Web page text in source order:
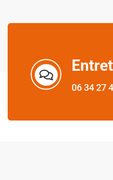
06 34 27